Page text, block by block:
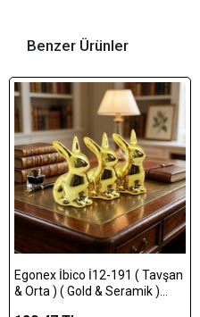
Benzer Ürünler
Egonex İbico İ12-191 ( Tavşan
& Orta ) ( Gold & Seramik )